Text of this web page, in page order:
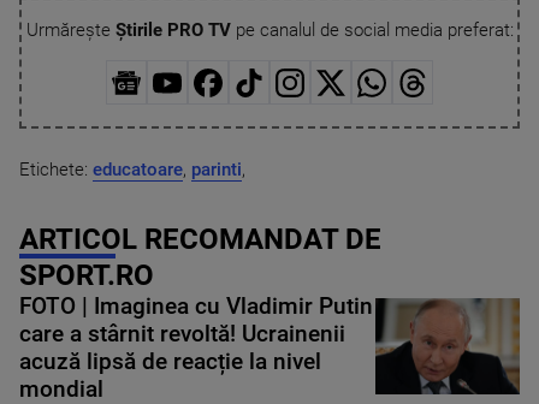
Urmărește Știrile PRO TVpe canalul de social media preferat:
Etichete: educatoare, parinti,
ARTICOL RECOMANDAT DE
SPORT.RO
FOTO | Imaginea cu Vladimir Putin
care a stârnit revoltă! Ucrainenii
acuză lipsă de reacție la nivel
mondial